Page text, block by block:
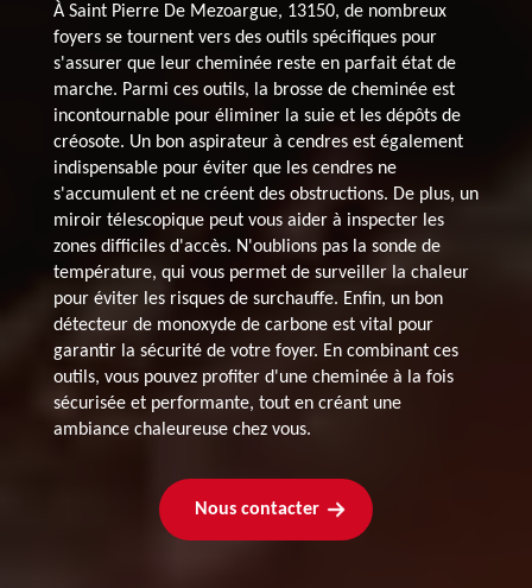
À Saint Pierre De Mezoargue, 13150, de nombreux
foyers se tournent vers des outils spécifiques pour
s'assurer que leur cheminée reste en parfait état de
marche. Parmi ces outils, la brosse de cheminée est
incontournable pour éliminer la suie et les dépôts de
créosote. Un bon aspirateur à cendres est également
indispensable pour éviter que les cendres ne
s'accumulent et ne créent des obstructions. De plus, un
miroir télescopique peut vous aider à inspecter les
zones difficiles d'accès. N'oublions pas la sonde de
température, qui vous permet de surveiller la chaleur
pour éviter les risques de surchauffe. Enfin, un bon
détecteur de monoxyde de carbone est vital pour
garantir la sécurité de votre foyer. En combinant ces
outils, vous pouvez profiter d'une cheminée à la fois
sécurisée et performante, tout en créant une
ambiance chaleureuse chez vous.
Nous contacter